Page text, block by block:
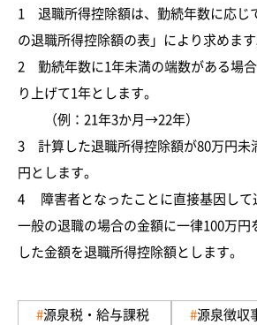
1 退職所得控除額は、勤続年数に応じ
の退職所得控除額の表」により求めます
2 勤続年数に1年未満の端数がある場
り上げて1年とします。
（例：21年3か月→22年）
3 計算した退職所得控除額が80万円未
円とします。
4 障害者となったことに直接基因して
一般の退職の場合の金額に一律100万円
した金額を退職所得控除額とします。
源泉税・給与課税
源泉徴収